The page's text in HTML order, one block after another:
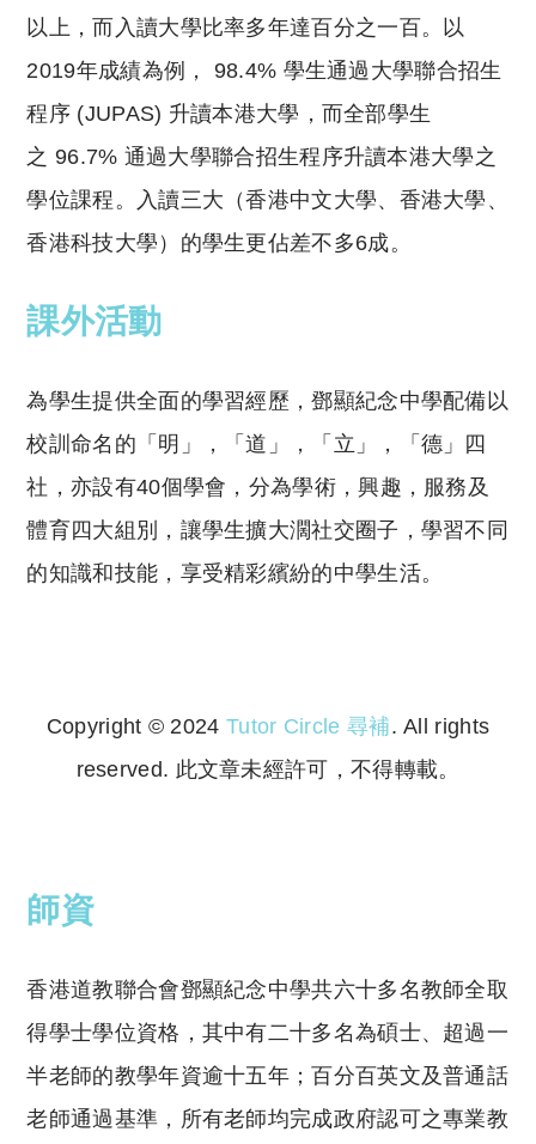
以上，而入讀大學比率多年達百分之一百。以
2019年成績為例， 98.4% 學生通過大學聯合招生
程序 (JUPAS) 升讀本港大學，而全部學生
之 96.7% 通過大學聯合招生程序升讀本港大學之
學位課程。入讀三大（香港中文大學、香港大學、
香港科技大學）的學生更佔差不多6成。
課外活動
為學生提供全面的學習經歷，鄧顯紀念中學配備以
校訓命名的「明」，「道」，「立」，「德」四
社，亦設有40個學會，分為學術，興趣，服務及
體育四大組別，讓學生擴大濶社交圈子，學習不同
的知識和技能，享受精彩繽紛的中學生活。
Copyright © 2024 Tutor Circle 尋補. All rights
reserved. 此文章未經許可，不得轉載。
師資
香港道教聯合會鄧顯紀念中學共六十多名教師全取
得學士學位資格，其中有二十多名為碩士、超過一
半老師的教學年資逾十五年；百分百英文及普通話
老師通過基準，所有老師均完成政府認可之專業教